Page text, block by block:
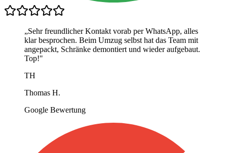
„Sehr freundlicher Kontakt vorab per WhatsApp, alles
klar besprochen. Beim Umzug selbst hat das Team mit
angepackt, Schränke demontiert und wieder aufgebaut.
Top!"
TH
Thomas H.
Google Bewertung